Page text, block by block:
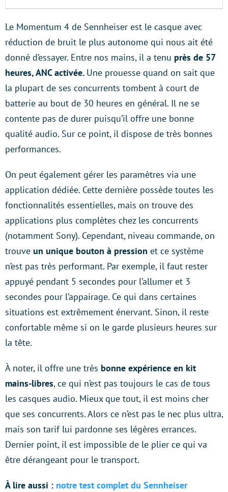
Le Momentum 4 de Sennheiser est le casque avec
réduction de bruit le plus autonome qui nous ait été
donné d’essayer. Entre nos mains, il a tenu près de 57
heures, ANC activée. Une prouesse quand on sait que
la plupart de ses concurrents tombent à court de
batterie au bout de 30 heures en général. Il ne se
contente pas de durer puisqu’il offre une bonne
qualité audio. Sur ce point, il dispose de très bonnes
performances.
On peut également gérer les paramètres via une
application dédiée. Cette dernière possède toutes les
fonctionnalités essentielles, mais on trouve des
applications plus complètes chez les concurrents
(notamment Sony). Cependant, niveau commande, on
trouve un unique bouton à pression et ce système
n’est pas très performant. Par exemple, il faut rester
appuyé pendant 5 secondes pour l’allumer et 3
secondes pour l’appairage. Ce qui dans certaines
situations est extrêmement énervant. Sinon, il reste
confortable même si on le garde plusieurs heures sur
la tête.
À noter, il offre une très bonne expérience en kit
mains-libres, ce qui n’est pas toujours le cas de tous
les casques audio. Mieux que tout, il est moins cher
que ses concurrents. Alors ce n’est pas le nec plus ultra,
mais son tarif lui pardonne ses légères errances.
Dernier point, il est impossible de le plier ce qui va
être dérangeant pour le transport.
À lire aussi : notre test complet du Sennheiser